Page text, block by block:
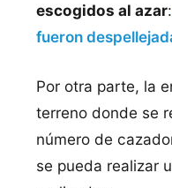
escogidos al azar:
fueron
Por otra parte, la
terreno donde se
número de
se pueda realizar